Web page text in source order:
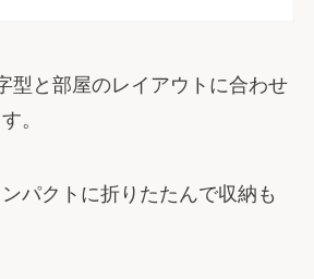
型と部屋のレイアウトに合わせ
。
パクトに折りたたんで収納も